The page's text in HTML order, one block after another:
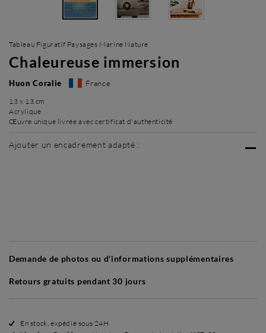
Tableau Figuratif Paysages Marine Nature
Chaleureuse immersion
Huon Coralie France
13 x 13 cm
Acrylique
Œuvre unique livrée avec certificat d'authenticité
Ajouter un encadrement adapté :
Demande de photos ou d'informations supplémentaires
Retours gratuits pendant 30 jours
En stock, expédié sous 24H